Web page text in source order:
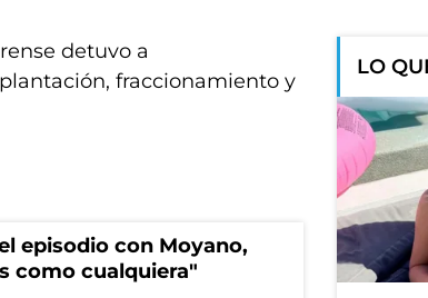
detuvo a
fraccionamiento y
episodio con Moyano,
como cualquiera"
LO